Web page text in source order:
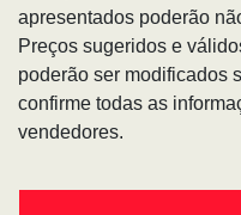
apresentados poderão
Preços sugeridos e
poderão ser modificados
confirme todas as
vendedores.